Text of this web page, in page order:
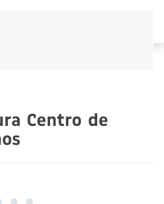
Centro de